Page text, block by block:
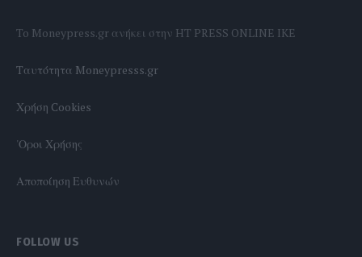
To Moneypress.gr ανήκει στην HT PRESS ONLINE IKE
Tαυτότητα Moneypresss.gr
Χρήση Cookies
'Οροι Χρήσης
Αποποίηση Ευθυνών
FOLLOW US